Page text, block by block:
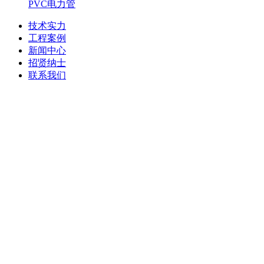
PVC电力管
技术实力
工程案例
新闻中心
招贤纳士
联系我们